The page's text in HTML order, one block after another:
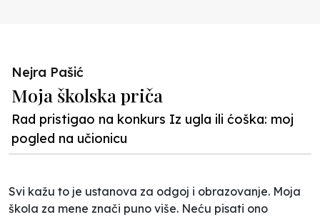
Nejra Pašić
Moja školska priča
Rad pristigao na konkurs Iz ugla ili ćoška: moj
pogled na učionicu
Svi kažu to je ustanova za odgoj i obrazovanje. Moja
škola za mene znači puno više. Neću pisati ono